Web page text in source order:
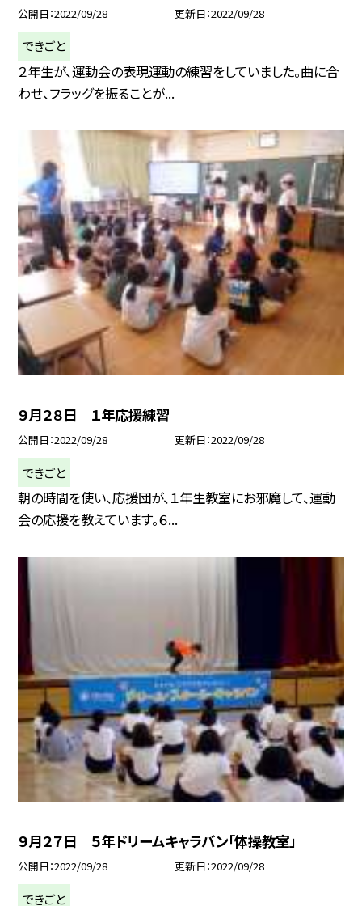
公開日 2022/09/28 更新日 2022/09/28
できごと
２年生が、運動会の表現運動の練習をしていました。曲に合
わせ、フラッグを振ることが...
９月２８日 １年応援練習
公開日 2022/09/28 更新日 2022/09/28
できごと
朝の時間を使い、応援団が、１年生教室にお邪魔して、運動
会の応援を教えています。６...
９月２７日 ５年ドリームキャラバン「体操教室」
公開日 2022/09/28 更新日 2022/09/28
できごと